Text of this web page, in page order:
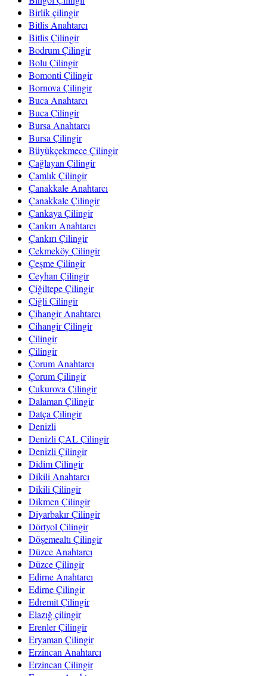
Birlik çilingir
Bitlis Anahtarcı
Bitlis Çilingir
Bodrum Çilingir
Bolu Çilingir
Bomonti Çilingir
Bornova Çilingir
Buca Anahtarcı
Buca Çilingir
Bursa Anahtarcı
Bursa Çilingir
Büyükçekmece Çilingir
Çağlayan Çilingir
Çamlık Çilingir
Çanakkale Anahtarcı
Çanakkale Çilingir
Çankaya Çilingir
Çankırı Anahtarcı
Çankırı Çilingir
Çekmeköy Çilingir
Çeşme Çilingir
Ceyhan Çilingir
Çiğiltepe Çilingir
Çiğli Çilingir
Çihangir Anahtarcı
Cihangir Çilingir
Çilingir
Çilingir
Çorum Anahtarcı
Çorum Çilingir
Çukurova Çilingir
Dalaman Çilingir
Datça Çilingir
Denizli
Denizli ÇAL Çilingir
Denizli Çilingir
Didim Çilingir
Dikili Anahtarcı
Dikili Çilingir
Dikmen Çilingir
Diyarbakır Çilingir
Dörtyol Çilingir
Döşemealtı Çilingir
Düzce Anahtarcı
Düzce Çilingir
Edirne Anahtarcı
Edirne Çilingir
Edremit Çilingir
Elazığ çilingir
Erenler Çilingir
Eryaman Çilingir
Erzincan Anahtarcı
Erzincan Çilingir